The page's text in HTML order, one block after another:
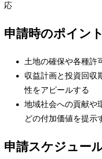
応
申請時のポイント
土地の確保や各種許
収益計画と投資回収
性をアピールする
地域社会への貢献や
どの付加価値を提示
申請スケジュー